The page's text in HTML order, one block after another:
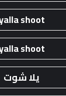
shoot
shoot
يلا شوت